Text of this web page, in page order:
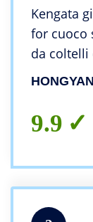
Kengata
for cuoco
da coltelli
(Color : A/
HONGYAN
9.9